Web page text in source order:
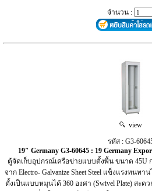
จำนวน :
view
รหัส : G3-
19″ Germany G3-60645 : 19 Germany
ตู้จัดเก็บอุปกรณ์เครือข่ายแบบตั้งพื้น ขนาด 45U ก
จาก Electro- Galvanize Sheet Steel แข็งแรงทน
ตั้งเป็นแบบหมุนได้ 360 องศา (Swivel Plate) สะ